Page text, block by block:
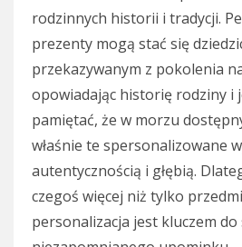
rodzinnych historii i tradycji.
prezenty mogą stać się
przekazywanym z pokolenia
opowiadając historię rodziny i
pamiętać, że w morzu
właśnie te spersonalizowane
autentycznością i głębią.
czegoś więcej niż tylko
personalizacja jest kluczem